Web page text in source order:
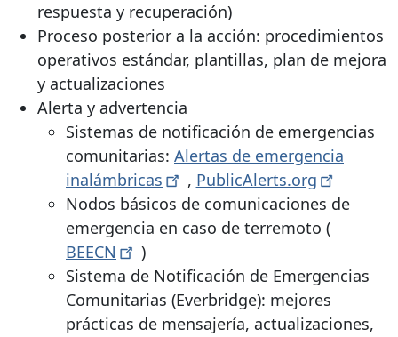
respuesta y recuperación)
Proceso posterior a la acción: procedimientos
operativos estándar, plantillas, plan de mejora
y actualizaciones
Alerta y advertencia
Sistemas de notificación de emergencias
comunitarias: Alertas de emergencia
inalámbricas
, PublicAlerts.org
Nodos básicos de comunicaciones de
emergencia en caso de terremoto (
BEECN
)
Sistema de Notificación de Emergencias
Comunitarias (Everbridge): mejores
prácticas de mensajería, actualizaciones,